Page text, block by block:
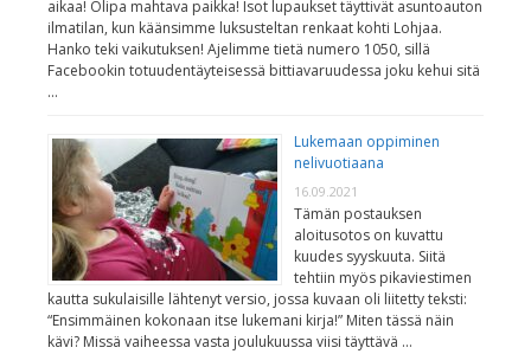
aikaa! Olipa mahtava paikka! Isot lupaukset täyttivät asuntoauton
ilmatilan, kun käänsimme luksusteltan renkaat kohti Lohjaa.
Hanko teki vaikutuksen! Ajelimme tietä numero 1050, sillä
Facebookin totuudentäyteisessä bittiavaruudessa joku kehui sitä
…
Lukemaan oppiminen
nelivuotiaana
16.09.2021
Tämän postauksen
aloitusotos on kuvattu
kuudes syyskuuta. Siitä
tehtiin myös pikaviestimen
kautta sukulaisille lähtenyt versio, jossa kuvaan oli liitetty teksti:
“Ensimmäinen kokonaan itse lukemani kirja!” Miten tässä näin
kävi? Missä vaiheessa vasta joulukuussa viisi täyttävä …